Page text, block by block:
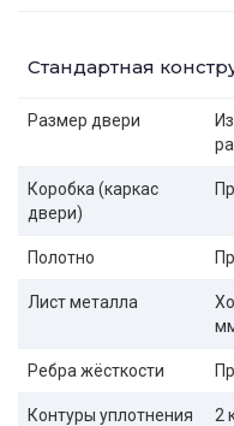
Стандартная
Размер двери
Коробка (каркас
двери)
Полотно
Лист металла
Ребра жёсткости
Контуры уплотнения 2